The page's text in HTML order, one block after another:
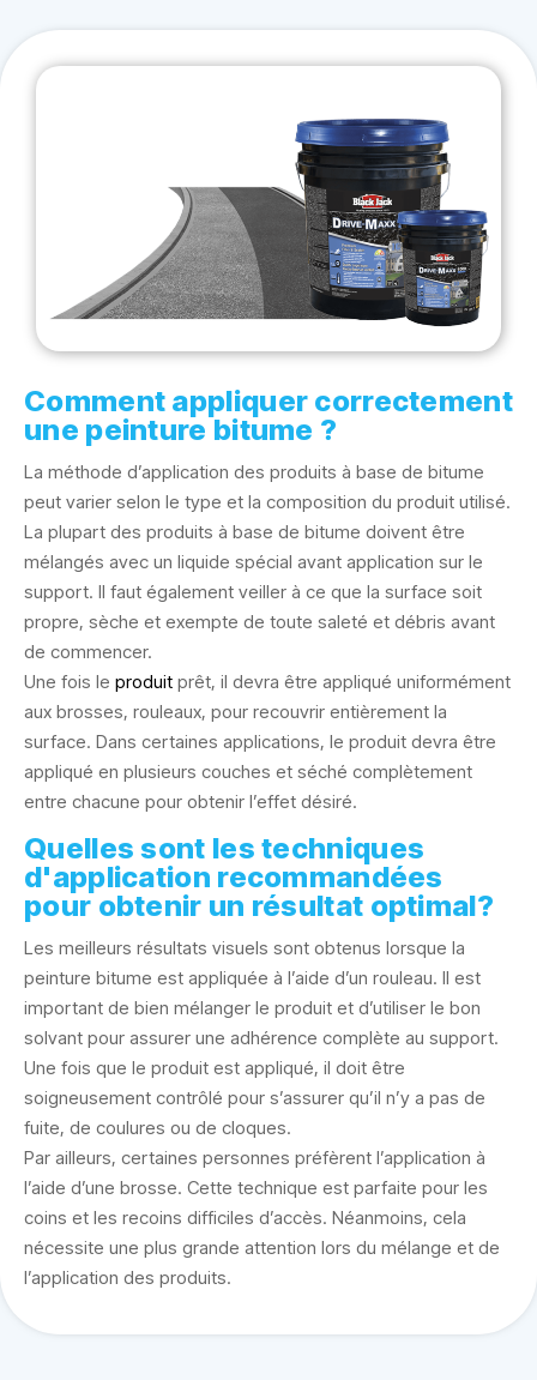
Comment appliquer correctement
une peinture bitume ?
La méthode d’application des produits à base de bitume
peut varier selon le type et la composition du produit utilisé.
La plupart des produits à base de bitume doivent être
mélangés avec un liquide spécial avant application sur le
support. Il faut également veiller à ce que la surface soit
propre, sèche et exempte de toute saleté et débris avant
de commencer.
Une fois le produit prêt, il devra être appliqué uniformément
aux brosses, rouleaux, pour recouvrir entièrement la
surface. Dans certaines applications, le produit devra être
appliqué en plusieurs couches et séché complètement
entre chacune pour obtenir l’effet désiré.
Quelles sont les techniques
d'application recommandées
pour obtenir un résultat optimal?
Les meilleurs résultats visuels sont obtenus lorsque la
peinture bitume est appliquée à l’aide d’un rouleau. Il est
important de bien mélanger le produit et d’utiliser le bon
solvant pour assurer une adhérence complète au support.
Une fois que le produit est appliqué, il doit être
soigneusement contrôlé pour s’assurer qu’il n’y a pas de
fuite, de coulures ou de cloques.
Par ailleurs, certaines personnes préfèrent l’application à
l’aide d’une brosse. Cette technique est parfaite pour les
coins et les recoins difficiles d’accès. Néanmoins, cela
nécessite une plus grande attention lors du mélange et de
l’application des produits.